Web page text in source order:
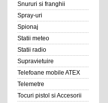
Snururi si franghii
Spray-uri
Spionaj
Statii meteo
Statii radio
Supravietuire
Telefoane mobile ATEX
Telemetre
Tocuri pistol si Accesorii